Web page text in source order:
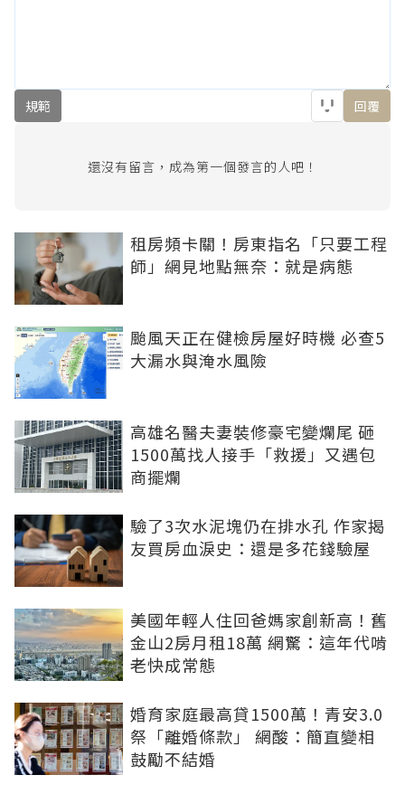
規範 回覆
還沒有留言，成為第一個發言的人吧！
租房頻卡關！房東指名「只要工程
師」網見地點無奈：就是病態
颱風天正在健檢房屋好時機 必查5
大漏水與淹水風險
高雄名醫夫妻裝修豪宅變爛尾 砸
1500萬找人接手「救援」又遇包
商擺爛
驗了3次水泥塊仍在排水孔 作家揭
友買房血淚史：還是多花錢驗屋
美國年輕人住回爸媽家創新高！舊
金山2房月租18萬 網驚：這年代啃
老快成常態
婚育家庭最高貸1500萬！青安3.0
祭「離婚條款」 網酸：簡直變相
鼓勵不結婚